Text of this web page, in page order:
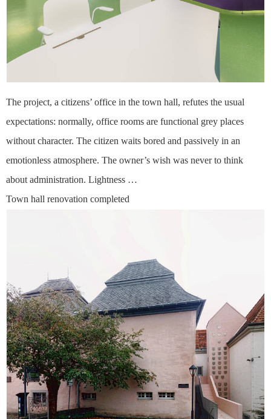
The project, a citizens’ office in the town hall, refutes the usual
expectations: normally, office rooms are functional grey places
without character. The citizen waits bored and passively in an
emotionless atmosphere. The owner’s wish was never to think
about administration. Lightness …
Town hall renovation completed